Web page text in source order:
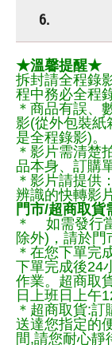
6.
★溫馨提醒★
拆封請全程錄
程中務必全程
＊商品有誤、
影(從外包裝紙
是全程錄影)。
＊影片需清楚
品本身、訂購
＊影片請提供
辨識的快轉影片
門市/超商取貨
＊ 如需發行
除外)，請於門
＊在您下單完
下單完成後24
作業。超商取
日上班日上午
＊超商取貨:
送達您指定的
間,請您耐心靜